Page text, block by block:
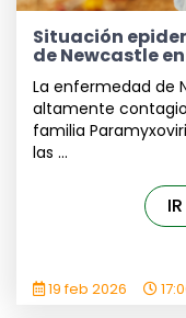
Situación
de Newcastle
La enfermedad de
altamente
familia
las ...
19 feb 2026